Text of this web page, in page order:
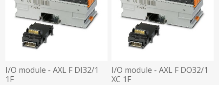
I/O module - AXL F DI32/1
1F
I/O module - AXL F DO32/1
XC 1F